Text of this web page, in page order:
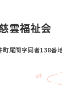
雲福祉会
町尾関字同者138番